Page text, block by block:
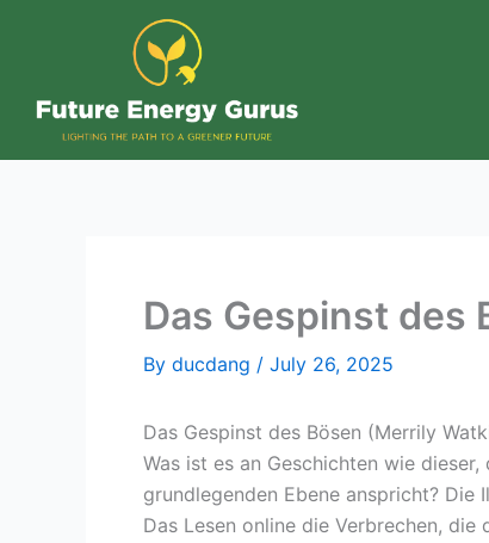
Das Gespinst des
By ducdang / July 26, 2025
Das Gespinst des Bösen (Merrily
Was ist es an Geschichten wie
grundlegenden Ebene anspricht? Die
Das Lesen online die Verbrechen,